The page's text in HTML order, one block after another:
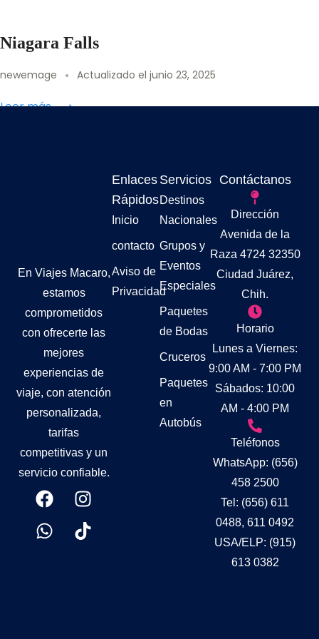
Niagara Falls
newemage Actualizado el junio 23, 2025
Leer más
En Viajes Macaro,
estamos
comprometidos
con ofrecerte las
mejores
experiencias de
viaje, con atención
personalizada,
tarifas
competitivas y un
servicio confiable.
Servicios
Destinos
Nacionales
Grupos y
Eventos
Especiales
Paquetes
de Bodas
Cruceros
Paquetes
en
Autobús
Enlaces
Rápidos
Inicio
contacto
Aviso de
Privacidad
Contáctanos
Dirección
Avenida de la
Raza 4724 32350
Ciudad Juárez,
Chih.
Horario
Lunes a Viernes:
9:00 AM - 7:00 PM
Sábados: 10:00
AM - 4:00 PM
Teléfonos
WhatsApp: (656)
458 2500
Tel: (656) 611
0488, 611 0492
USA/ELP: (915)
613 0382